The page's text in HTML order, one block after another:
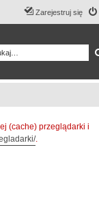
Zarejestruj się
(cache) przeglądarki i
.